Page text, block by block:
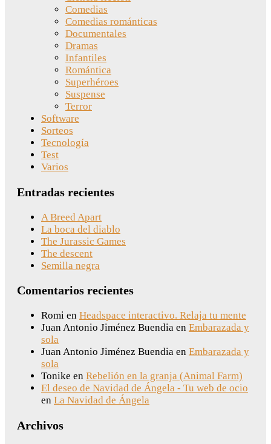
Comedias
Comedias románticas
Documentales
Dramas
Infantiles
Romántica
Superhéroes
Suspense
Terror
Software
Sorteos
Tecnología
Test
Varios
Entradas recientes
A Breed Apart
La boca del diablo
The Jurassic Games
The descent
Semilla negra
Comentarios recientes
Romi en Headspace interactivo. Relaja tu mente
Juan Antonio Jiménez Buendia en Embarazada y
sola
Juan Antonio Jiménez Buendia en Embarazada y
sola
Tonike en Rebelión en la granja (Animal Farm)
El deseo de Navidad de Ángela - Tu web de ocio
en La Navidad de Ángela
Archivos